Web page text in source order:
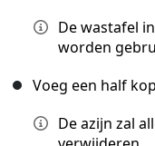
De wastafel
worden
Voeg een half
De azijn zal